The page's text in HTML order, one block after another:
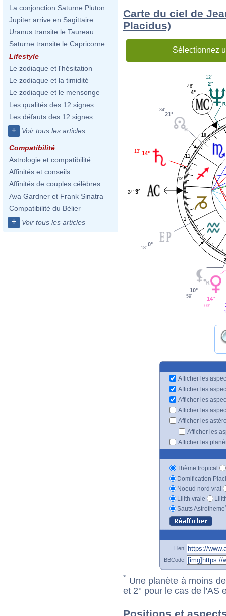
La conjonction Saturne Pluton
Jupiter arrive en Sagittaire
Uranus transite le Taureau
Saturne transite le Capricorne
Lifestyle
Le zodiaque et l'hésitation
Le zodiaque et la timidité
Le zodiaque et le mensonge
Les qualités des 12 signes
Les défauts des 12 signes
+ Voir tous les articles
Compatibilité
Astrologie et compatibilité
Affinités et conseils
Affinités de couples célèbres
Ava Gardner et Frank Sinatra
Compatibilité du Bélier
+ Voir tous les articles
Carte du ciel de
Placidus)
Sélectionnez
1
10
11
12
2°
12'
4°
46'
21°
34'
14°
13'
3°
24'
0°
18'
10°
59' 14°
03'
Afficher les
Afficher les
Afficher les
Afficher les
Afficher les
Afficher les
Afficher les
Thème tropical
Domification
Noeud nord vrai
Lilith vraie
Sauts Astrotheme
Lien
BBCode
* Une planète à moins
et 2° pour le cas de l'AS